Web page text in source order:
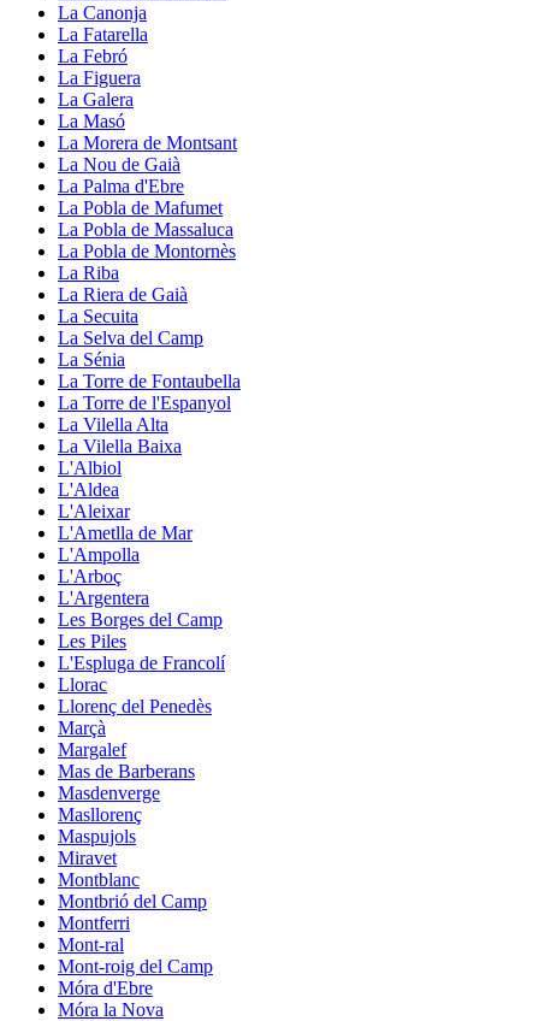
La Canonja
La Fatarella
La Febró
La Figuera
La Galera
La Masó
La Morera de Montsant
La Nou de Gaià
La Palma d'Ebre
La Pobla de Mafumet
La Pobla de Massaluca
La Pobla de Montornès
La Riba
La Riera de Gaià
La Secuita
La Selva del Camp
La Sénia
La Torre de Fontaubella
La Torre de l'Espanyol
La Vilella Alta
La Vilella Baixa
L'Albiol
L'Aldea
L'Aleixar
L'Ametlla de Mar
L'Ampolla
L'Arboç
L'Argentera
Les Borges del Camp
Les Piles
L'Espluga de Francolí
Llorac
Llorenç del Penedès
Marçà
Margalef
Mas de Barberans
Masdenverge
Masllorenç
Maspujols
Miravet
Montblanc
Montbrió del Camp
Montferri
Mont-ral
Mont-roig del Camp
Móra d'Ebre
Móra la Nova